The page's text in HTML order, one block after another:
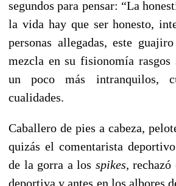
segundos para pensar: “La
la vida hay que ser honesto,
personas allegadas, este
mezcla en su fisionomía rasgos
un poco más intranquilos,
cualidades.
Caballero de pies a cabeza,
quizás el comentarista
de la gorra a los spikes,rechazó
deportiva y antes en los albores